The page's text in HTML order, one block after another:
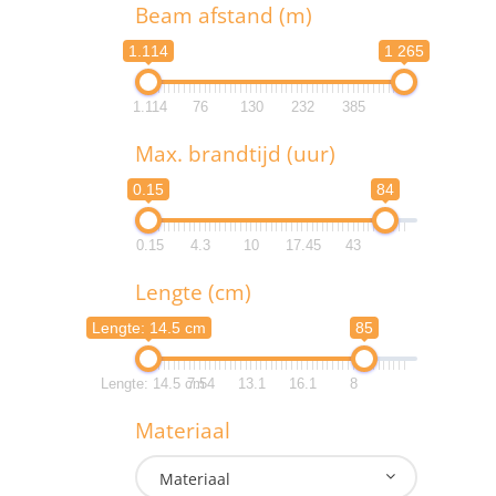
Beam afstand (m)
1.114 1 265
1.114 76 130 232 385
Max. brandtijd (uur)
0.15 84
0.15 4.3 10 17.45 43
Lengte (cm)
Lengte: 14.5 cm 85
Lengte: 14.5 cm
7.54 13.1 16.1 8
Materiaal
Materiaal